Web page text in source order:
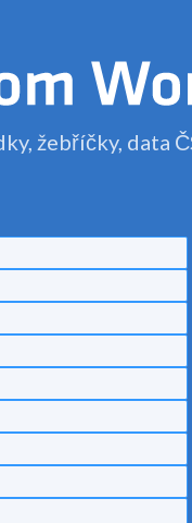
žebříčky, data